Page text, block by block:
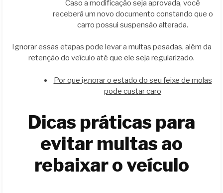
Caso a modificação seja aprovada, você
receberá um novo documento constando que o
carro possui suspensão alterada.
Ignorar essas etapas pode levar a multas pesadas, além da
retenção do veículo até que ele seja regularizado.
Por que ignorar o estado do seu feixe de molas
pode custar caro
Dicas práticas para
evitar multas ao
rebaixar o veículo